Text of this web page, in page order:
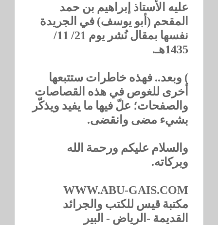
عليه الأستاذ إبراهيم بن حمد
المقحم (أبو يوسف) في الجريدة
نفسها بمقال نُشر يوم 21/ 11/
1435هـ.
) وبعد.. فهذه خاطرات ستتبعها
أخرى للغوص في هذه القصاصات
والصفحات؛ علّ فيها ما يفيد ويذكّر
بشيء مضى وانقضى.
والسلام عليكم ورحمة الله
وبركاته.
WWW.ABU-GAIS.COM
مكتبة قيس للكتب والجرائد
القديمة -الرياض - البير